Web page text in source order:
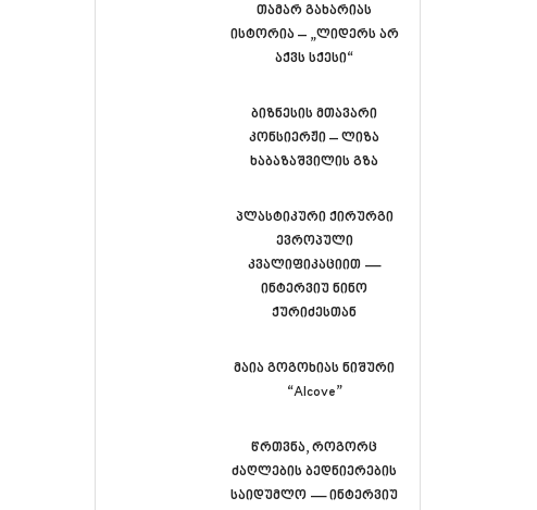
თამარ გახარიას
ისტორია – „ლიდერს არ
აქვს სქესი“
ბიზნესის მთავარი
კონსიერჟი – ლიზა
ხაბაზაშვილის გზა
პლასტიკური ქირურგი
ევროპული
კვალიფიკაციით —
ინტერვიუ ნინო
ქურიძესთან
მაია გოგოხიას ნიშური
“Alcove”
წრთვნა, როგორც
ძაღლების ბედნიერების
საიდუმლო — ინტერვიუ